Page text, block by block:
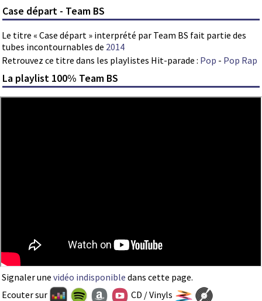
Case départ - Team BS
Le titre « Case départ » interprété par Team BS fait partie des
tubes incontournables de 2014
Retrouvez ce titre dans les playlistes Hit-parade : Pop - Pop Rap
La playlist 100% Team BS
Signaler une vidéo indisponible dans cette page.
Ecouter sur
CD / Vinyls